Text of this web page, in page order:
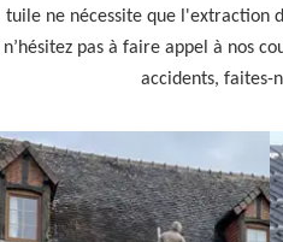
tuile ne nécessite que l'extraction
n’hésitez pas à faire appel à nos
accidents, faites-